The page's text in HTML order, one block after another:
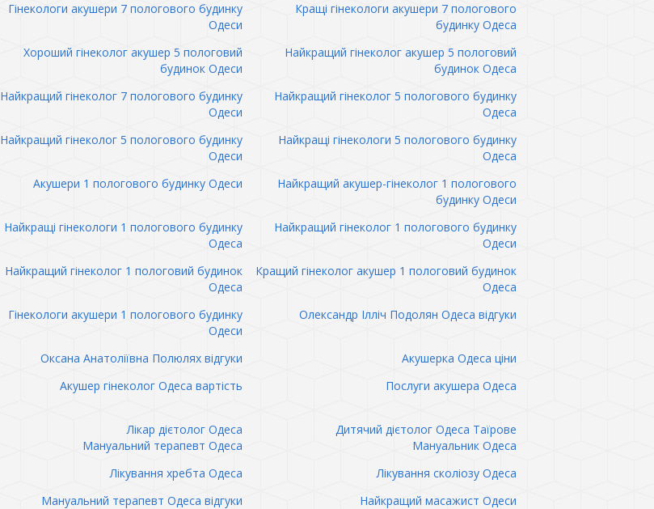
Гінекологи акушери 7 пологового будинку
Одеси
Кращі гінекологи акушери 7 пологового
будинку Одеса
Хороший гінеколог акушер 5 пологовий
будинок Одеси
Найкращий гінеколог акушер 5 пологовий
будинок Одеса
Найкращий гінеколог 7 пологового будинку
Одеси
Найкращий гінеколог 5 пологового будинку
Одеса
Найкращий гінеколог 5 пологового будинку
Одеси
Найкращі гінекологи 5 пологового будинку
Одеса
Акушери 1 пологового будинку Одеси
Найкращий акушер-гінеколог 1 пологового
будинку Одеси
Найкращі гінекологи 1 пологового будинку
Одеса
Найкращий гінеколог 1 пологового будинку
Одеси
Найкращий гінеколог 1 пологовий будинок
Одеса
Кращий гінеколог акушер 1 пологовий будинок
Одеса
Гінекологи акушери 1 пологового будинку
Одеси
Олександр Ілліч Подолян Одеса відгуки
Оксана Анатоліївна Полюлях відгуки
Акушерка Одеса ціни
Акушер гінеколог Одеса вартість
Послуги акушера Одеса
Лікар дієтолог Одеса
Дитячий дієтолог Одеса Таїрове
Мануальний терапевт Одеса
Мануальник Одеса
Лікування хребта Одеса
Лікування сколіозу Одеса
Мануальний терапевт Одеса відгуки
Найкращий масажист Одеси